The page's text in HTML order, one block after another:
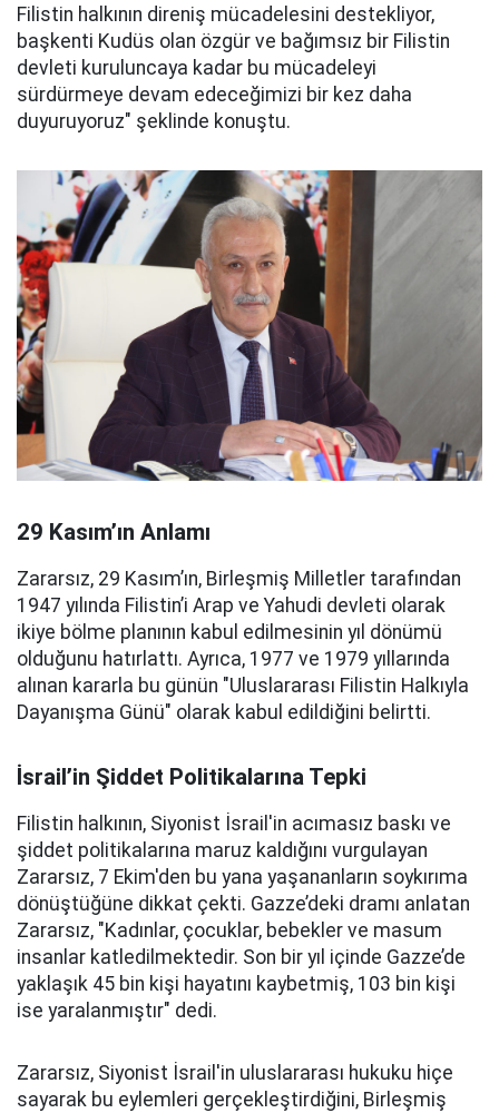
Filistin halkının direniş mücadelesini destekliyor,
başkenti Kudüs olan özgür ve bağımsız bir Filistin
devleti kuruluncaya kadar bu mücadeleyi
sürdürmeye devam edeceğimizi bir kez daha
duyuruyoruz" şeklinde konuştu.
29 Kasım’ın Anlamı
Zararsız, 29 Kasım’ın, Birleşmiş Milletler tarafından
1947 yılında Filistin’i Arap ve Yahudi devleti olarak
ikiye bölme planının kabul edilmesinin yıl dönümü
olduğunu hatırlattı. Ayrıca, 1977 ve 1979 yıllarında
alınan kararla bu günün "Uluslararası Filistin Halkıyla
Dayanışma Günü" olarak kabul edildiğini belirtti.
İsrail’in Şiddet Politikalarına Tepki
Filistin halkının, Siyonist İsrail'in acımasız baskı ve
şiddet politikalarına maruz kaldığını vurgulayan
Zararsız, 7 Ekim'den bu yana yaşananların soykırıma
dönüştüğüne dikkat çekti. Gazze’deki dramı anlatan
Zararsız, "Kadınlar, çocuklar, bebekler ve masum
insanlar katledilmektedir. Son bir yıl içinde Gazze’de
yaklaşık 45 bin kişi hayatını kaybetmiş, 103 bin kişi
ise yaralanmıştır" dedi.
Zararsız, Siyonist İsrail'in uluslararası hukuku hiçe
sayarak bu eylemleri gerçekleştirdiğini, Birleşmiş